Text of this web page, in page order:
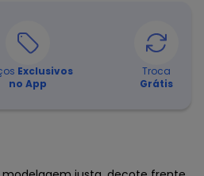
Exclusivos
no App
Troca
Grátis